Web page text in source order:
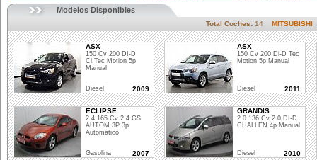
Modelos Disponibles
Total Coches: 14 MITSUBISHI
ASX
150 Cv 200 DI-D
Cl.Tec Motion 5p
Manual
Diesel 2009
ASX
150 Cv 200 Di-D Tec
Motion 5p Manual
Diesel 2011
ECLIPSE
2.4 165 Cv 2.4 GS
AUTOM 3P 3p
Automatico
Gasolina 2007
GRANDIS
2.0 136 Cv 2.0 DI-D
CHALLEN 4p Manual
Diesel 2010